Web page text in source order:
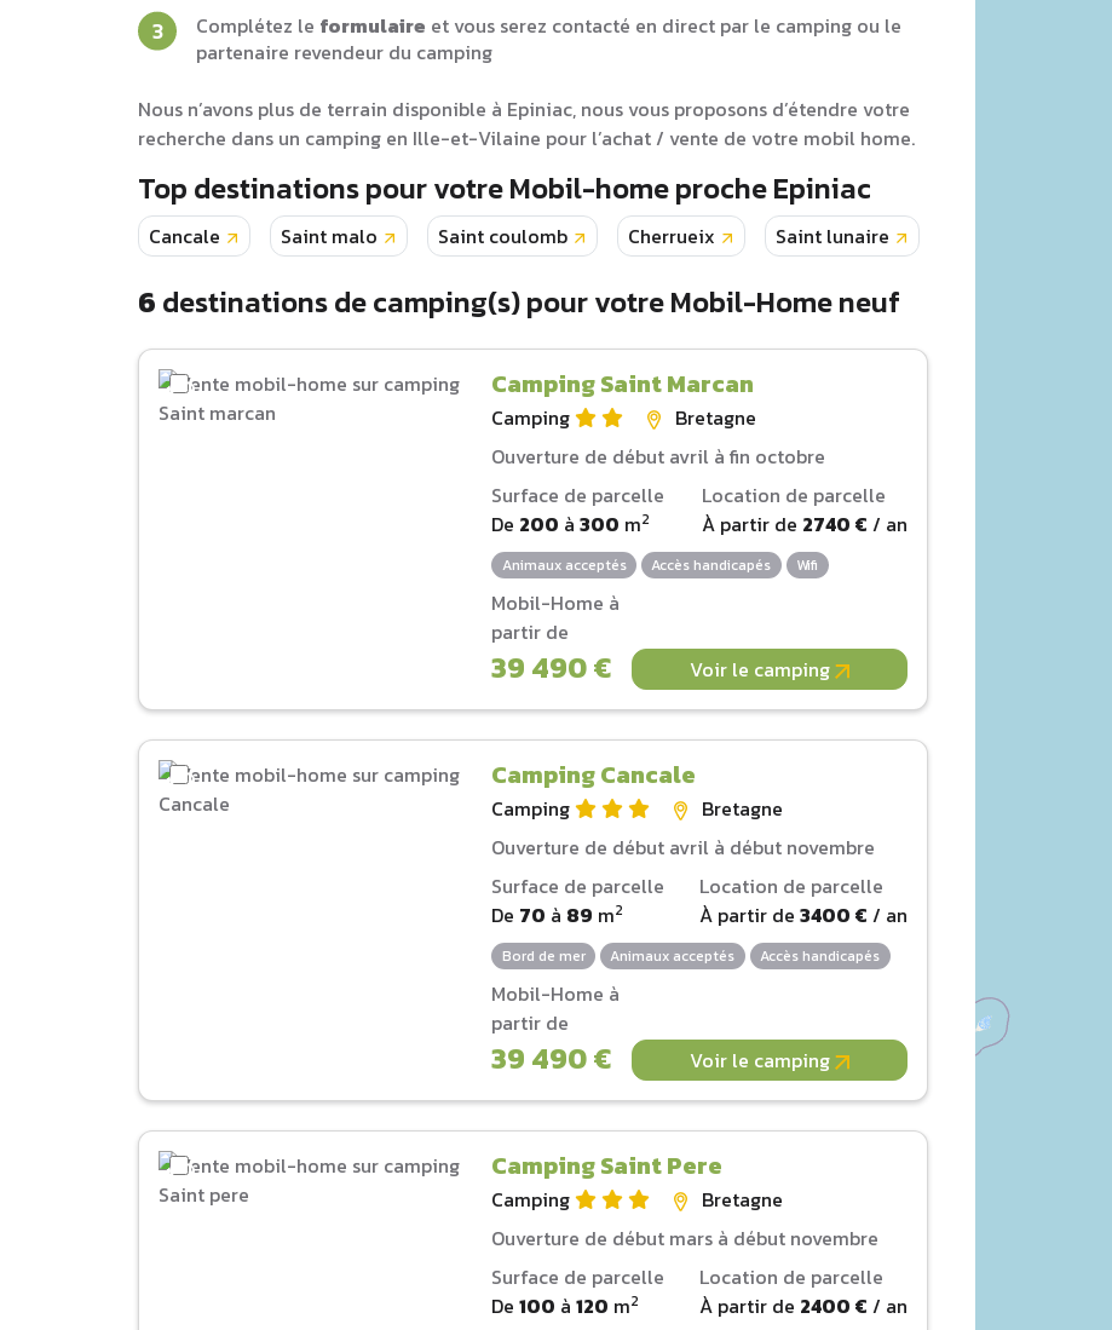
Complétez le formulaire et vous serez contacté en direct par le camping ou le
partenaire revendeur du camping
Nous n’avons plus de terrain disponible à Epiniac, nous vous proposons d’étendre votre
recherche dans un camping en Ille-et-Vilaine pour l’achat / vente de votre mobil home.
Top destinations pour votre Mobil-home proche Epiniac
Cancale Saint malo Saint coulomb Cherrueix Saint lunaire
6 destinations de camping(s) pour votre Mobil-Home neuf
Camping Saint Marcan
Camping
Bretagne
Ouverture de début avril à fin octobre
Surface de parcelle
De 200 à300 m2
Location de parcelle
À partir de 2740 € / an
Animaux acceptés Accès handicapés Wifi
Mobil-Home à
partir de
39 490 € Voir le camping
Camping Cancale
Camping
Bretagne
Ouverture de début avril à début novembre
Surface de parcelle
De 70 à 89 m2
Location de parcelle
À partir de 3400 € / an
Bord de mer Animaux acceptés Accès handicapés
Mobil-Home à
partir de
39 490 € Voir le camping
Camping Saint Pere
Camping
Bretagne
Ouverture de début mars à début novembre
Surface de parcelle
De100 à120 m2
Location de parcelle
À partir de 2400 € / an